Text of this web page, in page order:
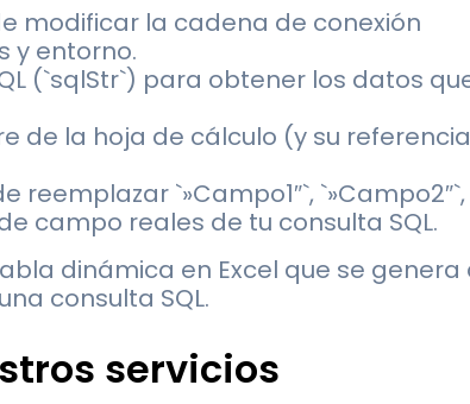
modificar la cadena de conexión
y entorno.
(`sqlStr`) para obtener los datos
de la hoja de cálculo (y su
reemplazar `»Campo1″`, `»Campo2″`,
campo reales de tu consulta SQL.
dinámica en Excel que se genera
consulta SQL.
servicios